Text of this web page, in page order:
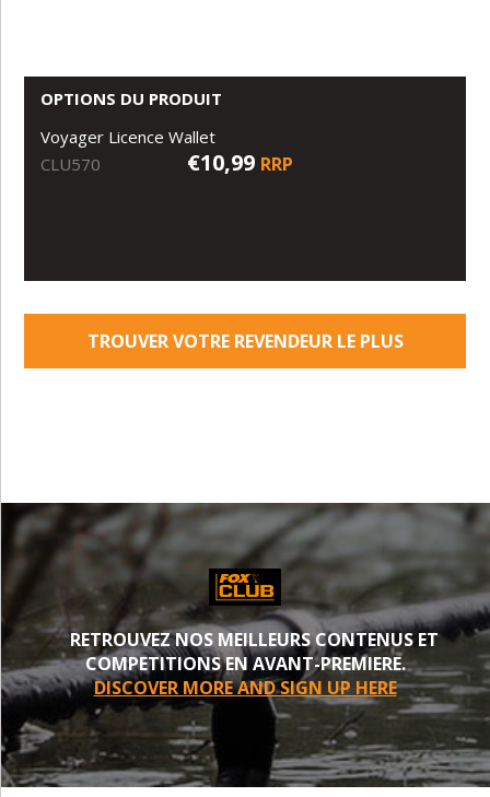
OPTIONS DU PRODUIT
Voyager Licence Wallet
CLU570
€10,99 RRP
TROUVER VOTRE REVENDEUR LE PLUS
RETROUVEZ NOS MEILLEURS CONTENUS ET
COMPETITIONS EN AVANT-PREMIERE.
DISCOVER MORE AND SIGN UP HERE